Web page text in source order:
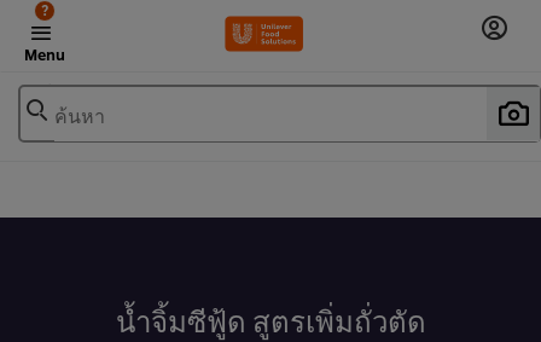
Menu
?
ค้นหา
น้ำจิ้มซีฟู้ด สูตรเพิ่มถั่วตัด